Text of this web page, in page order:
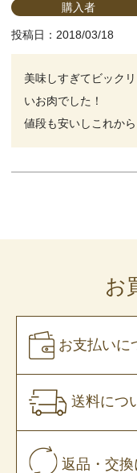
購入者
投稿日 2018/03/18
美味しすぎてビック
いお肉でした！
値段も安いしこれか
お
お支払いに
送料につ
返品・交換